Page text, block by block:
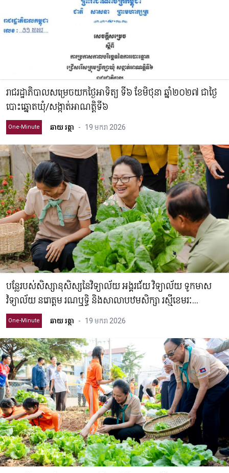
រាជរដ្ឋាភិបាលសម្រេចយកថ្ងៃអាទិត្យ ទី៦ ខែមិថុនា ឆ្នាំ២០២៧ ជាថ្ងៃ
បោះឆ្នោតឃុំ/សង្កាត់អាណត្តិទី៦
One-Minute ឆាយ រត្ថា - 19 មករា 2026
បន្លែរបស់សិស្សានុសិស្សនៃវិទ្យាល័យ អង្គរជ័យ វិទ្យាល័យ ទូកមាស
វិទ្យាល័យ នរោត្តម រណឬទ្ធិ និងសាលាបឋមសិក្សា រស្មីខេមរៈ
សំរាប់ជូនជនភៀសសឹក និងវីរៈកងទ័ព
One-Minute ឆាយ រត្ថា - 19 មករា 2026